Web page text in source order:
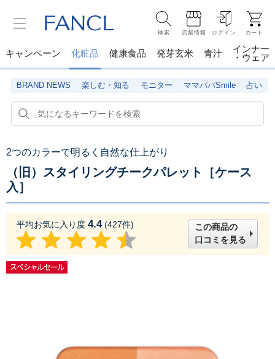
検索 店舗情報 ログイン カート
キャンペーン 化粧品 健康食品 発芽玄米 青汁
インナー
・ウェア
BRAND NEWS 楽しむ・知る モニター ママパパSmile 占い
2つのカラーで明るく自然な仕上がり
（旧）スタイリングチークパレット［ケース
入］
平均お気に入り度 4.4 (427件)
この商品の
口コミを見る